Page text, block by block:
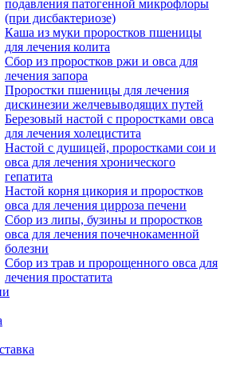
подавления патогенной микрофлоры
(при дисбактериозе)
Каша из муки проростков пшеницы
для лечения колита
Сбор из проростков ржи и овса для
лечения запора
Проростки пшеницы для лечения
дискинезии желчевыводящих путей
Березовый настой с проростками овса
для лечения холецистита
Настой с душицей, проростками сои и
овса для лечения хронического
гепатита
Настой корня цикория и проростков
овса для лечения цирроза печени
Сбор из липы, бузины и проростков
овса для лечения почечнокаменной
болезни
Сбор из трав и пророщенного овса для
лечения простатита